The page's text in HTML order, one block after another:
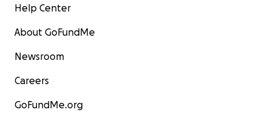
Help Center
About GoFundMe
Newsroom
Careers
GoFundMe.org